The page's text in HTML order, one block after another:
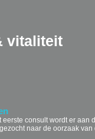
vitaliteit
eerste consult wordt er aan
naar de oorzaak